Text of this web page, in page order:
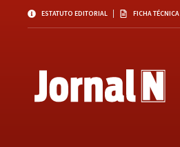
ESTATUTO EDITORIAL FICHA TÉCNICA